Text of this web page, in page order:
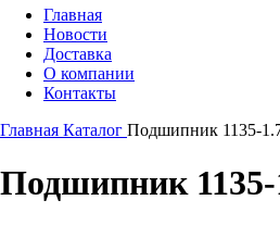
Главная
Новости
Доставка
О компании
Контакты
Главная Каталог Подшипник 1135-
Подшипник 1135-